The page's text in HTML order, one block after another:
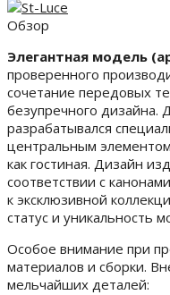
Обзор
Элегантная модель
проверенного
сочетание передовых
безупречного дизайна.
разрабатывался
центральным
как гостиная. Дизайн
соответствии с
к эксклюзивной
статус и уникальность
Особое внимание при
материалов и сборки.
мельчайших деталей: